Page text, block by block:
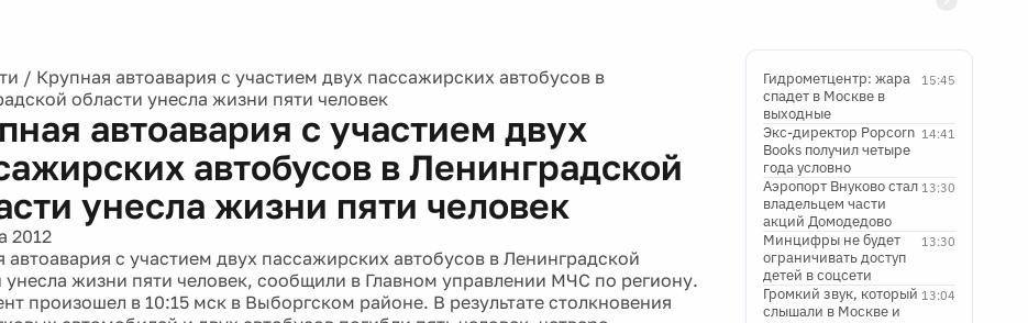
/ Крупная автоавария с участием двух пассажирских автобусов в
области унесла жизни пяти человек
автоавария с участием двух
автобусов в Ленинградской
унесла жизни пяти человек
2012
автоавария с участием двух пассажирских автобусов в Ленинградской
унесла жизни пяти человек, сообщили в Главном управлении МЧС по региону.
произошел в 10:15 мск в Выборгском районе. В результате столкновения
15:45
Гидрометцентр: жара
спадет в Москве в
выходные
14:41
Экс-директор Popcorn
Books получил четыре
года условно
13:30
Аэропорт Внуково стал
владельцем части
акций Домодедово
13:30
Минцифры не будет
ограничивать доступ
детей в соцсети
13:04
Громкий звук, который
слышали в Москве и